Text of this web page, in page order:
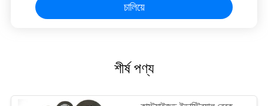
চালিয়ে
শীর্ষ পণ্য